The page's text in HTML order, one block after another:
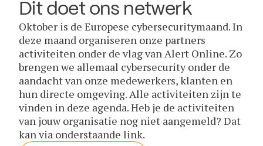
Dit doet ons netwerk
Oktober is de Europese cybersecuritymaand. In
deze maand organiseren onze partners
activiteiten onder de vlag van Alert Online. Zo
brengen we allemaal cybersecurity onder de
aandacht van onze medewerkers, klanten en
hun directe omgeving. Alle activiteiten zijn te
vinden in deze agenda. Heb je de activiteiten
van jouw organisatie nog niet aangemeld? Dat
kan via onderstaande link.